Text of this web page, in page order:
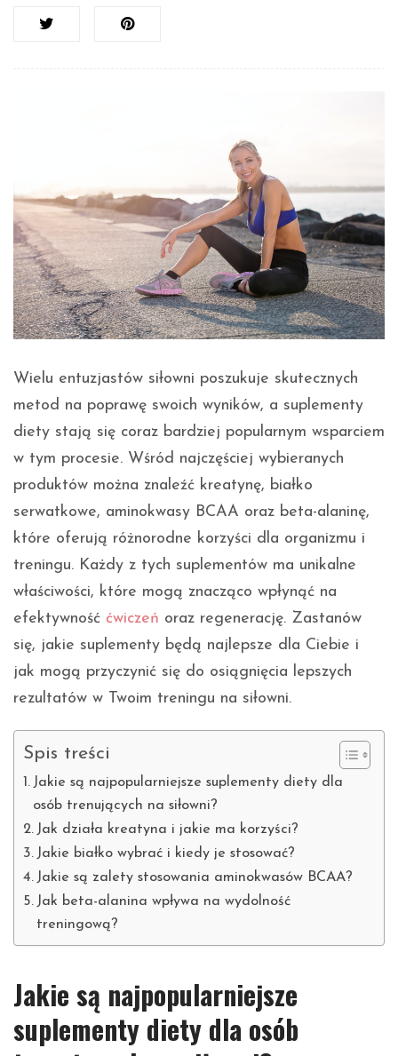
Wielu entuzjastów siłowni poszukuje skutecznych
metod na poprawę swoich wyników, a suplementy
diety stają się coraz bardziej popularnym wsparciem
w tym procesie. Wśród najczęściej wybieranych
produktów można znaleźć kreatynę, białko
serwatkowe, aminokwasy BCAA oraz beta-alaninę,
które oferują różnorodne korzyści dla organizmu i
treningu. Każdy z tych suplementów ma unikalne
właściwości, które mogą znacząco wpłynąć na
efektywność ćwiczeń oraz regenerację. Zastanów
się, jakie suplementy będą najlepsze dla Ciebie i
jak mogą przyczynić się do osiągnięcia lepszych
rezultatów w Twoim treningu na siłowni.
Spis treści
Jakie są najpopularniejsze suplementy diety dla
osób trenujących na siłowni?
Jak działa kreatyna i jakie ma korzyści?
Jakie białko wybrać i kiedy je stosować?
Jakie są zalety stosowania aminokwasów BCAA?
Jak beta-alanina wpływa na wydolność
treningową?
Jakie są najpopularniejsze
suplementy diety dla osób